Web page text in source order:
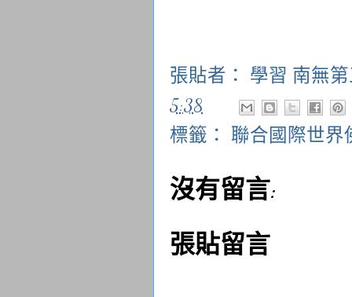
張貼者： 學習 南無
5:38
標籤： 聯合國際世界
沒有留言:
張貼留言